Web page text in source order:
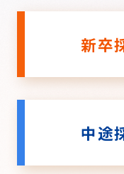
新卒
中途